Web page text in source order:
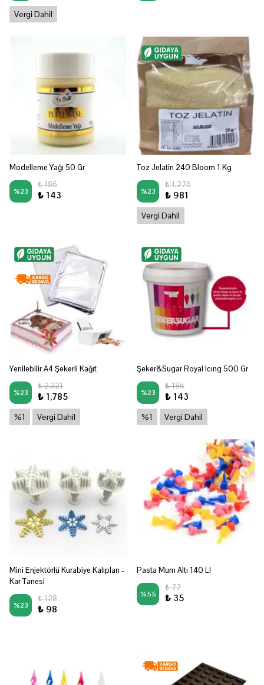
Vergi Dahil
Modelleme Yağı 50 Gr
%23
₺ 186
₺ 143
Toz Jelatin 240 Bloom 1 Kg
%23
₺ 1,276
₺ 981
Vergi Dahil
Yenilebilir A4 Şekerli Kağıt
%23
₺ 2,321
₺ 1,785
%1 Vergi Dahil
Şeker&Sugar Royal Icıng 500 Gr
%23
₺ 186
₺ 143
%1 Vergi Dahil
Mini Enjektörlü Kurabiye Kalıpları -
Kar Tanesi
%23
₺ 128
₺ 98
Pasta Mum Altı 140 LI
%55
₺ 77
₺ 35